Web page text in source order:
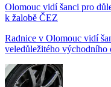
Olomouc vidí šanci pro
k žalobě ČEZ
Radnice v Olomouc vidí
veledůležitého východního